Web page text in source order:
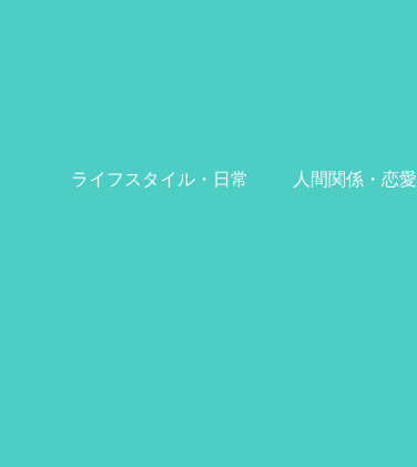
ライフスタイル・日常 人間関係・恋愛